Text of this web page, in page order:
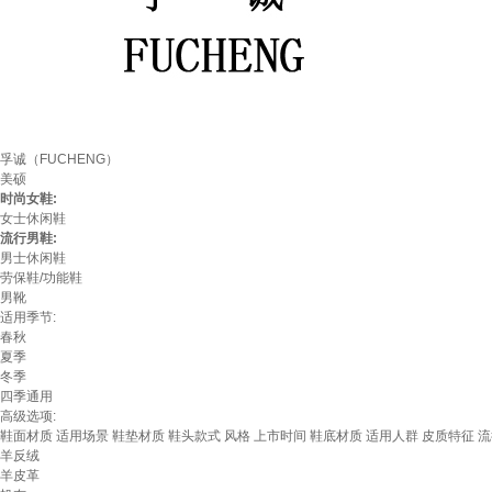
孚诚（FUCHENG）
美硕
时尚女鞋:
女士休闲鞋
流行男鞋:
男士休闲鞋
劳保鞋/功能鞋
男靴
适用季节:
春秋
夏季
冬季
四季通用
高级选项:
鞋面材质 适用场景 鞋垫材质 鞋头款式 风格 上市时间 鞋底材质 适用人群 皮质特征
羊反绒
羊皮革